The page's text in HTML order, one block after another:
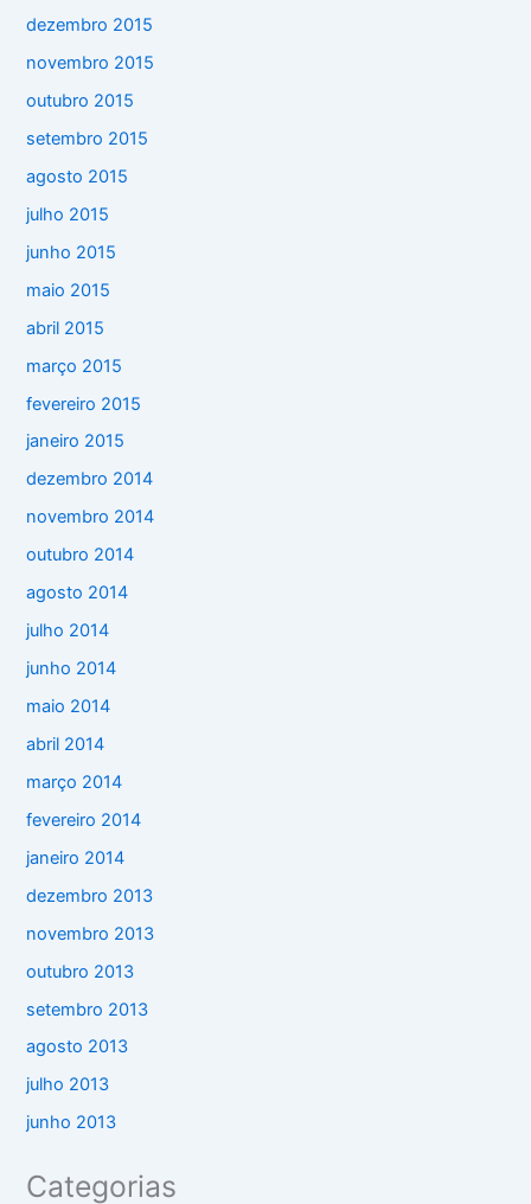
dezembro 2015
novembro 2015
outubro 2015
setembro 2015
agosto 2015
julho 2015
junho 2015
maio 2015
abril 2015
março 2015
fevereiro 2015
janeiro 2015
dezembro 2014
novembro 2014
outubro 2014
agosto 2014
julho 2014
junho 2014
maio 2014
abril 2014
março 2014
fevereiro 2014
janeiro 2014
dezembro 2013
novembro 2013
outubro 2013
setembro 2013
agosto 2013
julho 2013
junho 2013
Categorias